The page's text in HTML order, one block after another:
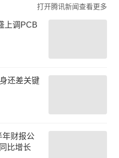
打开腾讯新闻查看更多
上调PCB
还差关键
年财报公
比增长